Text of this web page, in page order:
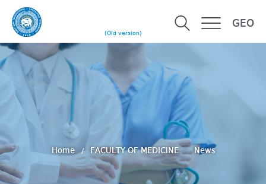
(Old version)
GEO
Home FACULTY OF MEDICINE News